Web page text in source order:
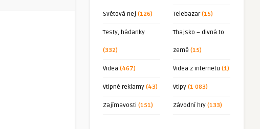
Světová nej (126) Telebazar(15)
Testy, hádanky
(332)
Thajsko – divná to
země (15)
Videa (467) Videa z internetu (1)
Vtipné reklamy (43) Vtipy (1 083)
Zajímavosti (151) Závodní hry (133)